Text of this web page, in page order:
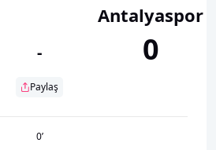
-
Paylaş
Antalyaspor
0
0’